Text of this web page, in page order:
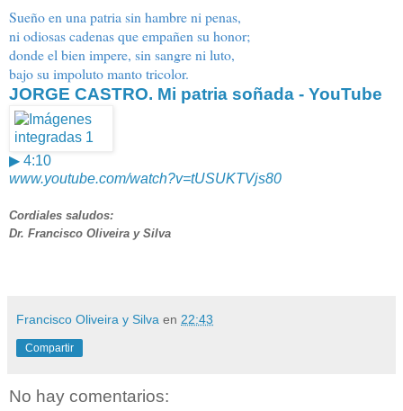
Sueño en una patria sin hambre ni penas,
ni odiosas cadenas que empañen su honor;
donde el bien impere, sin sangre ni luto,
bajo su impoluto manto tricolor.
JORGE CASTRO. Mi patria soñada - YouTube
▶ 4:10
www.youtube.com/watch?v=tUSUKTVjs80
Cordiales saludos:
Dr. Francisco Oliveira y Silva
Francisco Oliveira y Silva en 22:43
Compartir
No hay comentarios: